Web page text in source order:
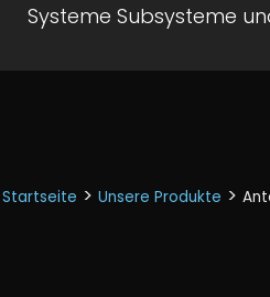
Systeme Subsysteme
Startseite > Unsere Produkte >